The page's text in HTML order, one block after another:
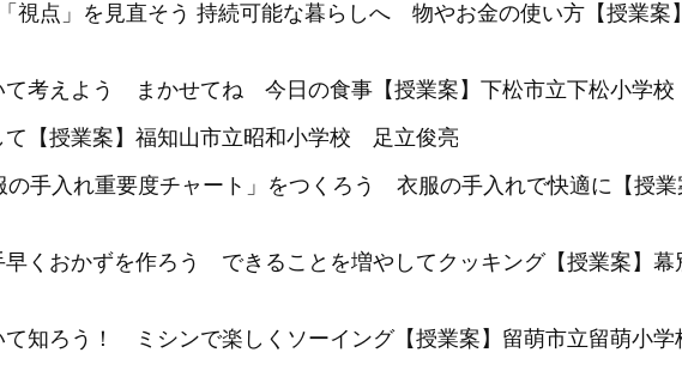
視点」を見直そう 持続可能な暮らしへ 物やお金の使い方【授業案
考えよう まかせてね 今日の食事【授業案】下松市立下松小学
【授業案】福知山市立昭和小学校 足立俊亮
入れ重要度チャート」をつくろう 衣服の手入れで快適に【授業
くおかずを作ろう できることを増やしてクッキング【授業案】
知ろう！ ミシンで楽しくソーイング【授業案】留萌市立留萌小